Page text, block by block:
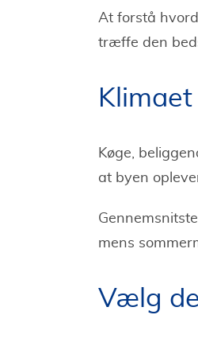
At forstå
træffe den
Køge,
at byen
mens
Vælg